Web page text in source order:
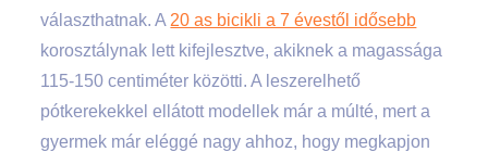
választhatnak. A 20 as bicikli a 7 évestől idősebb
korosztálynak lett kifejlesztve, akiknek a magassága
115-150 centiméter közötti. A leszerelhető
pótkerekekkel ellátott modellek már a múlté, mert a
gyermek már eléggé nagy ahhoz, hogy megkapjon